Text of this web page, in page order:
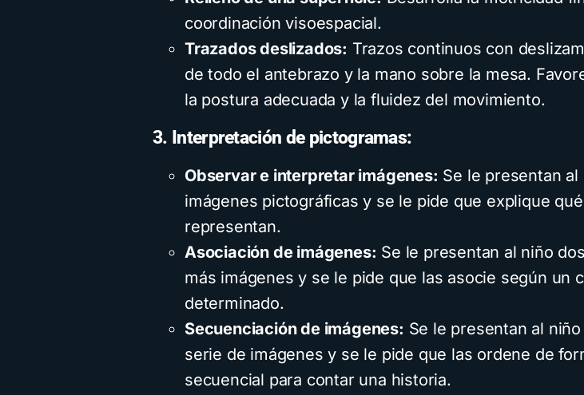
coordinación visoespacial.
Trazados deslizados: Trazos continuos con
de todo el antebrazo y la mano sobre la mesa.
la postura adecuada y la fluidez del movimiento.
3. Interpretación de pictogramas:
Observar e interpretar imágenes: Se le presentan al
imágenes pictográficas y se le pide que explique qué
representan.
Asociación de imágenes: Se le presentan al niño
más imágenes y se le pide que las asocie según un
determinado.
Secuenciación de imágenes: Se le presentan al niño
serie de imágenes y se le pide que las ordene de
secuencial para contar una historia.